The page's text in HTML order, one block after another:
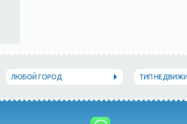
ЛЮБОЙ ГОРОД ТИП